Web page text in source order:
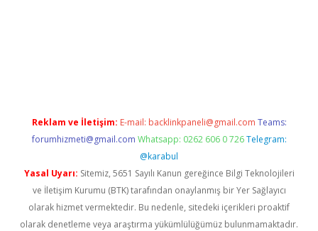
Reklam ve İletişim: E-mail: backlinkpaneli@gmail.com Teams:
forumhizmeti@gmail.com Whatsapp: 0262 606 0 726 Telegram:
@karabul
Yasal Uyarı: Sitemiz, 5651 Sayılı Kanun gereğince Bilgi Teknolojileri
ve İletişim Kurumu (BTK) tarafından onaylanmış bir Yer Sağlayıcı
olarak hizmet vermektedir. Bu nedenle, sitedeki içerikleri proaktif
olarak denetleme veya araştırma yükümlülüğümüz bulunmamaktadır.